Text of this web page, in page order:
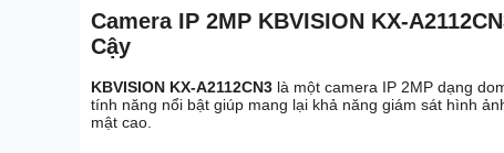
Camera IP 2MP KBVISION KX-
Cậy
KBVISION KX-A2112CN3 là một camera IP 2MP dạng
tính năng nổi bật giúp mang lại khả năng giám sát hình
mật cao.